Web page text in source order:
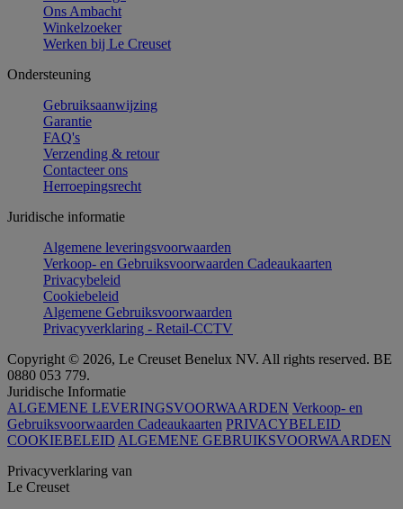
Ons Ambacht
Winkelzoeker
Werken bij Le Creuset
Ondersteuning
Gebruiksaanwijzing
Garantie
FAQ's
Verzending & retour
Contacteer ons
Herroepingsrecht
Juridische informatie
Algemene leveringsvoorwaarden
Verkoop- en Gebruiksvoorwaarden Cadeaukaarten
Privacybeleid
Cookiebeleid
Algemene Gebruiksvoorwaarden
Privacyverklaring - Retail-CCTV
Copyright © 2026, Le Creuset Benelux NV. All rights reserved. BE
0880 053 779.
Juridische Informatie
ALGEMENE LEVERINGSVOORWAARDEN Verkoop- en
Gebruiksvoorwaarden Cadeaukaarten PRIVACYBELEID
COOKIEBELEID ALGEMENE GEBRUIKSVOORWAARDEN
Privacyverklaring van
Le Creuset